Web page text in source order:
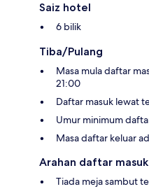
Saiz hotel
6 bilik
Tiba/Pulang
Masa mula daftar
21:00
Daftar masuk lewat
Umur minimum
Masa daftar keluar
Arahan daftar
Tiada meja sambut